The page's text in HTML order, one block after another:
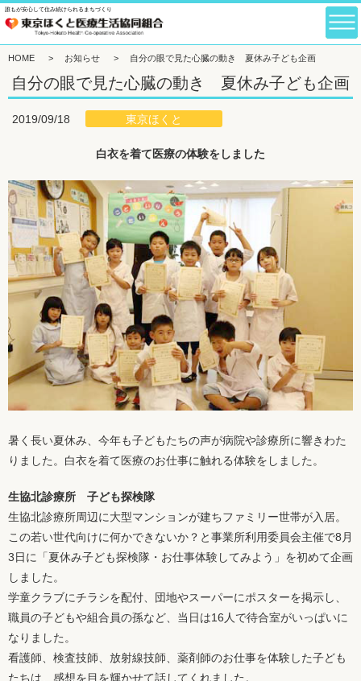
誰もが安心して住み続けられるまちづくり
HOME > お知らせ > 自分の眼で見た心臓の動き 夏休み子ども企画
自分の眼で見た心臓の動き 夏休み子ども企画
2019/09/18 東京ほくと
白衣を着て医療の体験をしました
暑く長い夏休み、今年も子どもたちの声が病院や診療所に響きわた
りました。白衣を着て医療のお仕事に触れる体験をしました。
生協北診療所 子ども探検隊
生協北診療所周辺に大型マンションが建ちファミリー世帯が入居。
この若い世代向けに何かできないか？と事業所利用委員会主催で8月
3日に「夏休み子ども探検隊・お仕事体験してみよう」を初めて企画
しました。
学童クラブにチラシを配付、団地やスーパーにポスターを掲示し、
職員の子どもや組合員の孫など、当日は16人で待合室がいっぱいに
なりました。
看護師、検査技師、放射線技師、薬剤師のお仕事を体験した子ども
たちは、感想を目を輝かせて話してくれました。